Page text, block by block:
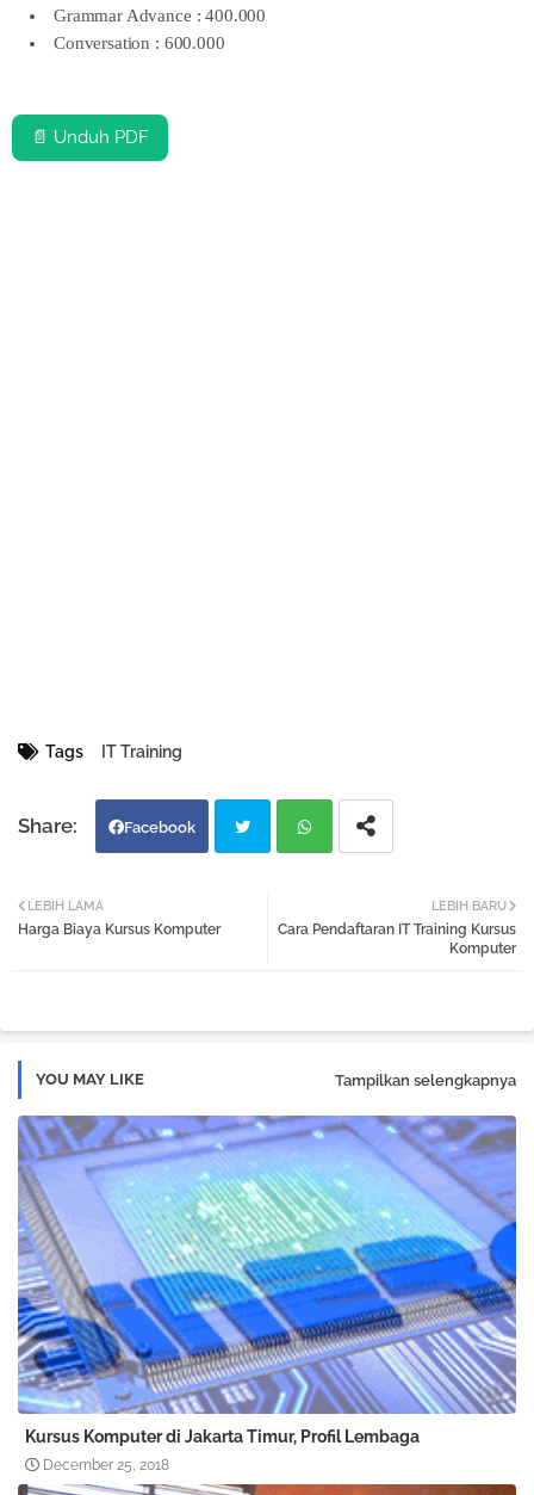
Grammar Advance : 400.000
Conversation : 600.000
📄 Unduh PDF
Tags IT Training
Facebook
atsa
LEBIH BARU
Cara Pendaftaran IT Training Kursus
Komputer
LEBIH LAMA
Harga Biaya Kursus Komputer
YOU MAY LIKE Tampilkan selengkapnya
Kursus Komputer di Jakarta Timur, Profil Lembaga
December 25, 2018